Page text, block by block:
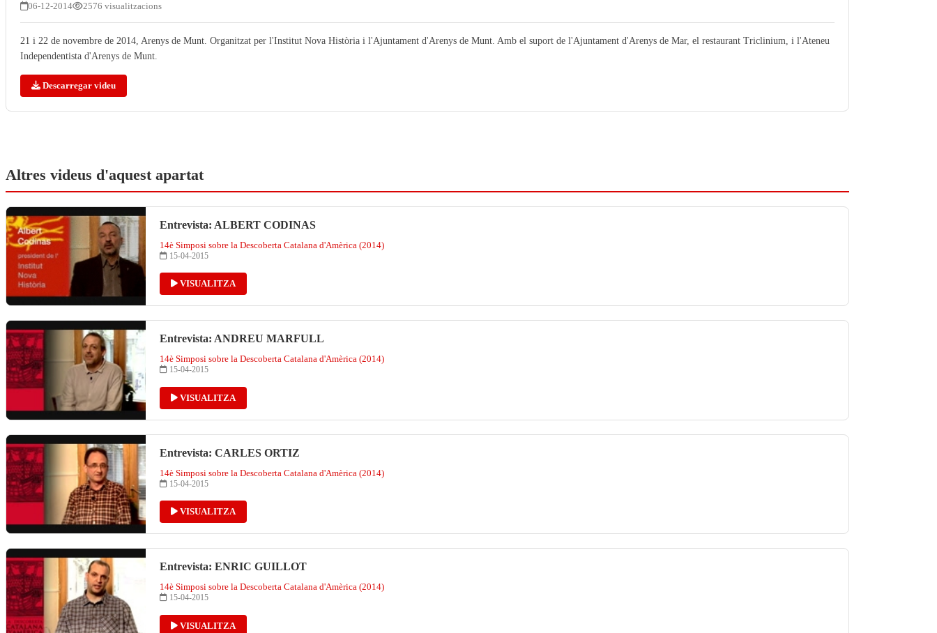
06-12-2014 2576 visualitzacions
21 i 22 de novembre de 2014, Arenys de Munt. Organitzat per l'Institut Nova Història i l'Ajuntament d'Arenys de Munt. Amb el suport de l'Ajuntament d'Arenys de Mar, el restaurant Triclinium, i l'Ateneu
Independentista d'Arenys de Munt.
Descarregar videu
Altres videus d'aquest apartat
Entrevista: ALBERT CODINAS
14è Simposi sobre la Descoberta Catalana d'Amèrica (2014)
15-04-2015
VISUALITZA
Entrevista: ANDREU MARFULL
14è Simposi sobre la Descoberta Catalana d'Amèrica (2014)
15-04-2015
VISUALITZA
Entrevista: CARLES ORTIZ
14è Simposi sobre la Descoberta Catalana d'Amèrica (2014)
15-04-2015
VISUALITZA
Entrevista: ENRIC GUILLOT
14è Simposi sobre la Descoberta Catalana d'Amèrica (2014)
15-04-2015
VISUALITZA